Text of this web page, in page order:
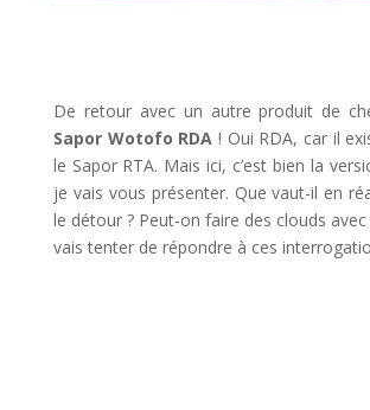
De retour avec un autre produit de
Sapor Wotofo RDA ! Oui RDA, car il
le Sapor RTA. Mais ici, c’est bien la
je vais vous présenter. Que vaut-il en
le détour ? Peut-on faire des clouds avec
vais tenter de répondre à ces